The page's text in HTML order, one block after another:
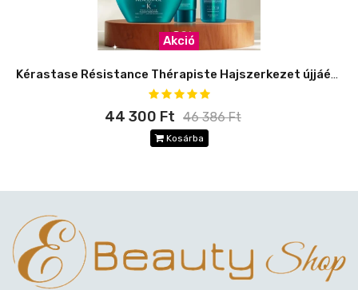
Akció
Kérastase Résistance Thérapiste Hajszerkezet újjáépítő Szett -8%
44 300 Ft 46 386 Ft
Kosárba